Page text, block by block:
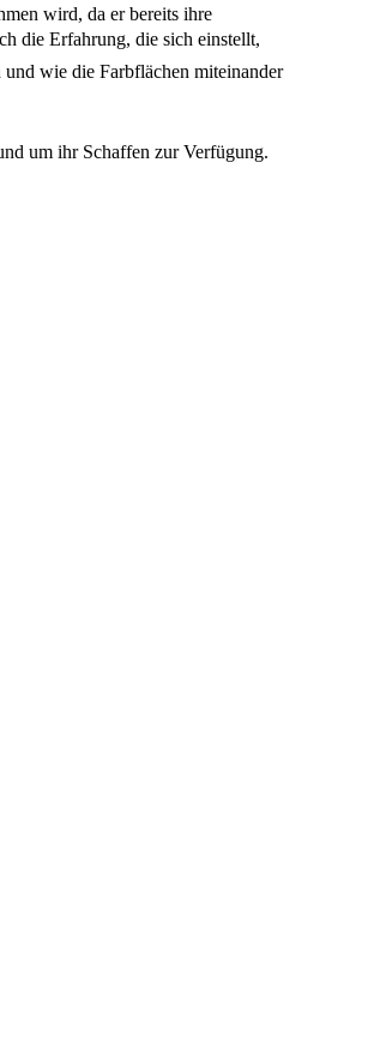
wird, da er bereits ihre
die Erfahrung, die sich einstellt,
wie die Farbflächen miteinander
um ihr Schaffen zur Verfügung.